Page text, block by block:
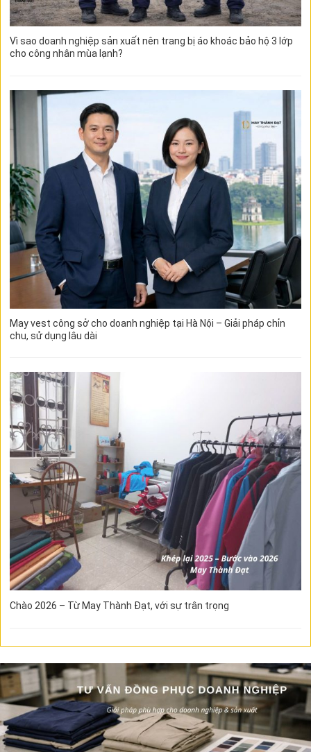
Vì sao doanh nghiệp sản xuất nên trang bị áo khoác bảo hộ 3 lớp
cho công nhân mùa lạnh?
May vest công sở cho doanh nghiệp tại Hà Nội – Giải pháp chỉn
chu, sử dụng lâu dài
Chào 2026 – Từ May Thành Đạt, với sự trân trọng